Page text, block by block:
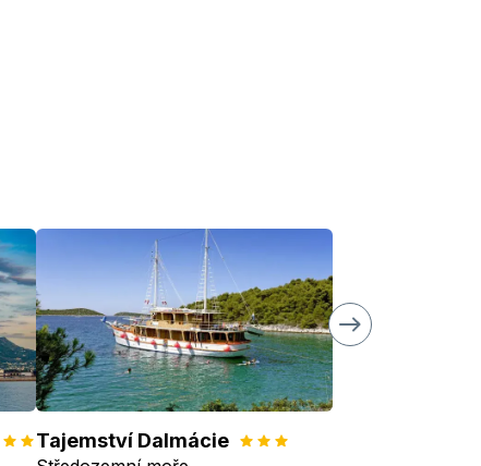
Tajemství Dalmácie